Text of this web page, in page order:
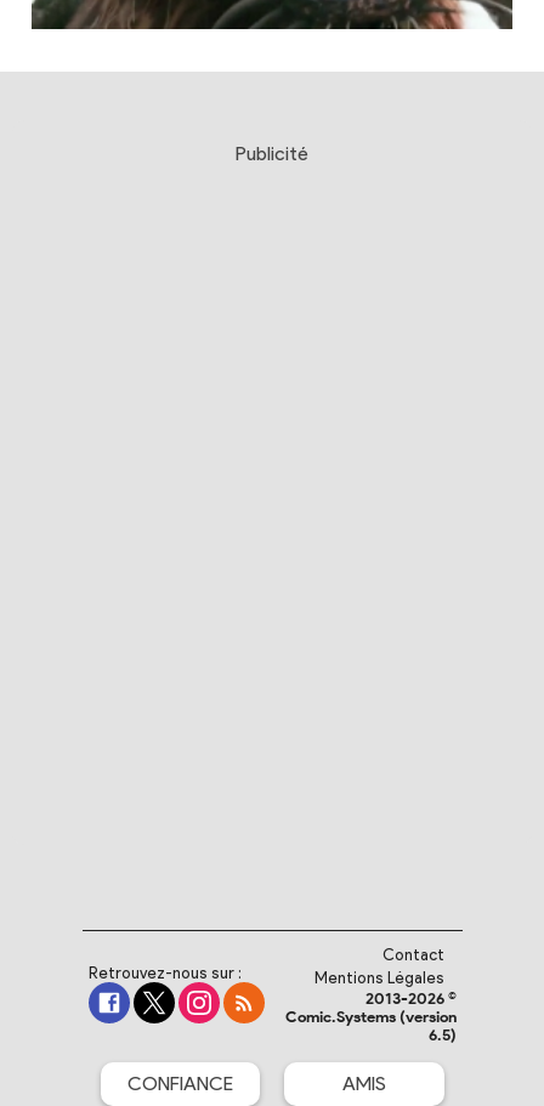
Publicité
Retrouvez-nous sur :
Contact
Mentions Légales
2013-2026 ©
Comic.Systems (version
6.5)
CONFIANCE AMIS